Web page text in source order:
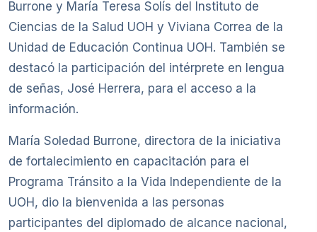
Burrone y María Teresa Solís del Instituto de
Ciencias de la Salud UOH y Viviana Correa de la
Unidad de Educación Continua UOH. También se
destacó la participación del intérprete en lengua
de señas, José Herrera, para el acceso a la
información.
María Soledad Burrone, directora de la iniciativa
de fortalecimiento en capacitación para el
Programa Tránsito a la Vida Independiente de la
UOH, dio la bienvenida a las personas
participantes del diplomado de alcance nacional,